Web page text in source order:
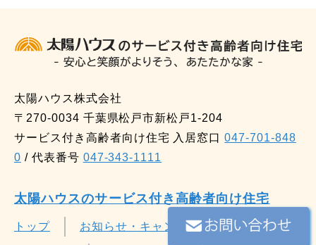
10:00 ～ 16:00
2026/ 12/5（土）
10:00 ～ 16:00
2026/
10:00 ～ 16:00
太陽ハウス株式会社
〒270-0034 千葉県松戸市新松戸1-204
サービス付き高齢者向け住宅 入居窓口047-701-848
0 / 代表番号 047-343-1111
太陽ハウスのサービス付き高齢者向け住宅
トップ お知らせ・キャンペーン